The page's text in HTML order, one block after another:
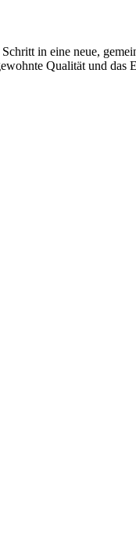
in eine neue,
Qualität und das